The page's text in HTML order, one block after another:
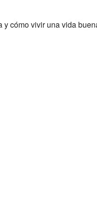
cómo vivir una vida